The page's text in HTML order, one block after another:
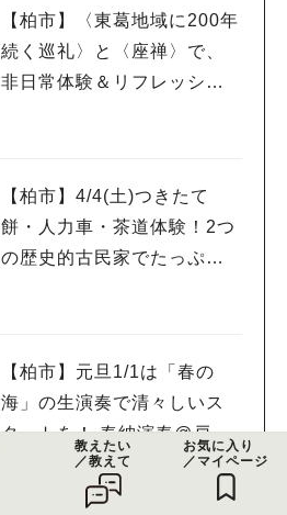
【柏市】〈東葛地域に200年
続く巡礼〉と〈座禅〉で、
非日常体験＆リフレッシ
【柏市】4/4(土)つきたて
餅・人力車・茶道体験！2つ
の歴史的古民家でたっぷり
【柏市】元旦1/1は「春の
海」の生演奏で清々しいス
タートを！ 奉納演奏@戸張
香取神社
教えたい
／教えて
お気に入り
／マイページ